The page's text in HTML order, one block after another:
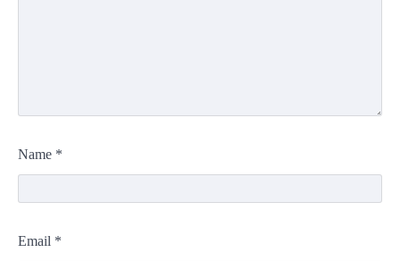
Name *
Email *